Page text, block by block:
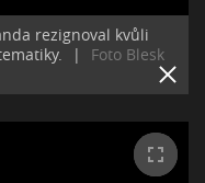
rezignoval kvůli
|
Foto Blesk